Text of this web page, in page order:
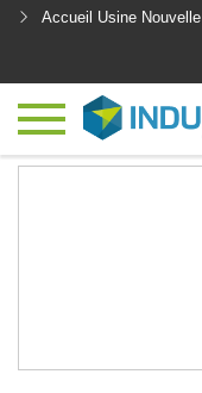
Accueil Usine Nouvelle